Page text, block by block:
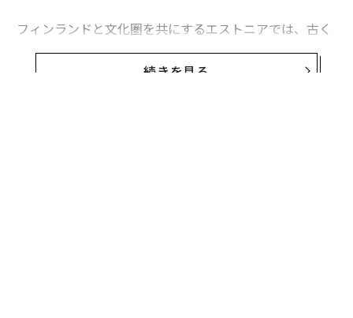
フィンランドと文化圏を共にするエストニアでは、古く
は紀元前からサウナ文化が存在したとされ、文献上では
13世紀から確認することができる。今日でも、各家庭に
続きを見る